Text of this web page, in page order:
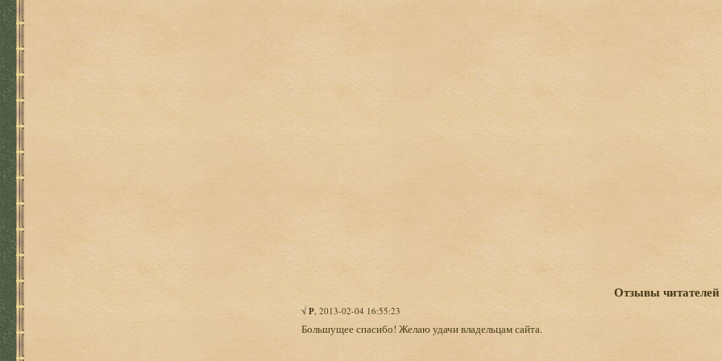
Отзывы читателей
√ Р, 2013-02-04 16:55:23
Большущее спасибо! Желаю удачи владельцам сайта.